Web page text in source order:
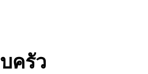
ครัว